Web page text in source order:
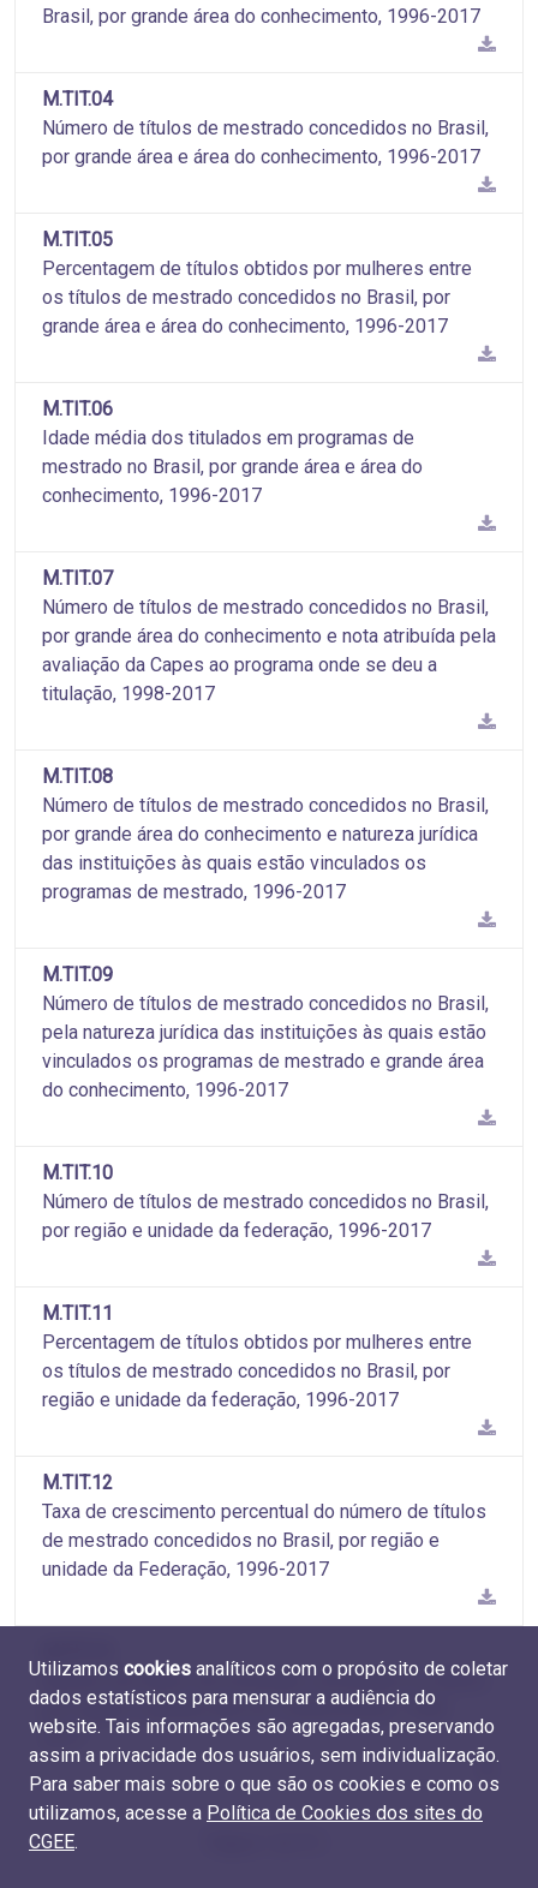
Brasil, por grande área do conhecimento, 1996-2017
M.TIT.04
Número de títulos de mestrado concedidos no Brasil,
por grande área e área do conhecimento, 1996-2017
M.TIT.05
Percentagem de títulos obtidos por mulheres entre
os títulos de mestrado concedidos no Brasil, por
grande área e área do conhecimento, 1996-2017
M.TIT.06
Idade média dos titulados em programas de
mestrado no Brasil, por grande área e área do
conhecimento, 1996-2017
M.TIT.07
Número de títulos de mestrado concedidos no Brasil,
por grande área do conhecimento e nota atribuída pela
avaliação da Capes ao programa onde se deu a
titulação, 1998-2017
M.TIT.08
Número de títulos de mestrado concedidos no Brasil,
por grande área do conhecimento e natureza jurídica
das instituições às quais estão vinculados os
programas de mestrado, 1996-2017
M.TIT.09
Número de títulos de mestrado concedidos no Brasil,
pela natureza jurídica das instituições às quais estão
vinculados os programas de mestrado e grande área
do conhecimento, 1996-2017
M.TIT.10
Número de títulos de mestrado concedidos no Brasil,
por região e unidade da federação, 1996-2017
M.TIT.11
Percentagem de títulos obtidos por mulheres entre
os títulos de mestrado concedidos no Brasil, por
região e unidade da federação, 1996-2017
M.TIT.12
Taxa de crescimento percentual do número de títulos
de mestrado concedidos no Brasil, por região e
unidade da Federação, 1996-2017
Número de títulos de mestrado concedidos no Brasil,
por região e grande área do conhecimento, 1996-
2017
Utilizamos cookies analíticos com o propósito de coletar
dados estatísticos para mensurar a audiência do
website. Tais informações são agregadas, preservando
assim a privacidade dos usuários, sem individualização.
Para saber mais sobre o que são os cookies e como os
utilizamos, acesse a Política de Cookies dos sites do
CGEE.